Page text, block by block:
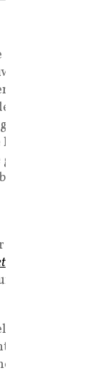
van
oud zijn.
bekend om
om
wereld
die
museade in
veel delen
Nederlandse
is ook hier te
artefacten
en er is
plannen van